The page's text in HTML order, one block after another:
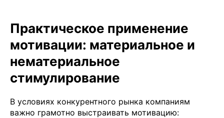
Практическое применение
мотивации: материальное и
нематериальное
стимулирование
В условиях конкурентного рынка компаниям
важно грамотно выстраивать мотивацию: